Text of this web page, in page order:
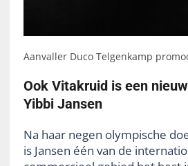
Aanvaller Duco Telgenkamp
Ook Vitakruid is een
Yibbi Jansen
Na haar negen olympische
is Jansen één van de